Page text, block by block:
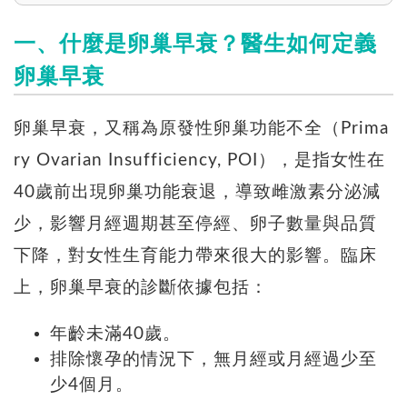
一、什麼是卵巢早衰？醫生如何定義
卵巢早衰
卵巢早衰，又稱為原發性卵巢功能不全（Prima
ry Ovarian Insufficiency, POI），是指女性在
40歲前出現卵巢功能衰退，導致雌激素分泌減
少，影響月經週期甚至停經、卵子數量與品質
下降，對女性生育能力帶來很大的影響。臨床
上，卵巢早衰的診斷依據包括：
年齡未滿40歲。
排除懷孕的情況下，無月經或月經過少至
少4個月。